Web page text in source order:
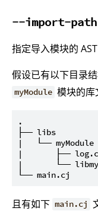
--import-path
指定导入模块的
假设已有以下目录结
myModule 模块的库
.
├── libs
|   └── myModule
|       ├──
|       └──
且有如下 main.cj